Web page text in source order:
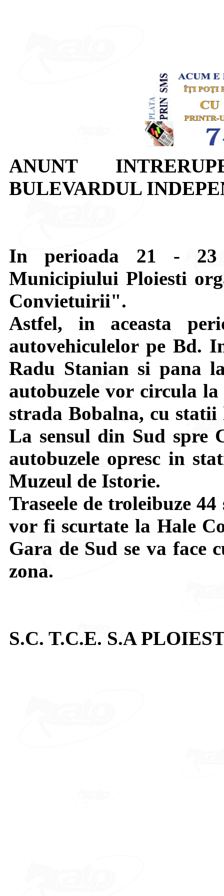
ANUNT
BULEVARDUL
In perioada 21 - 23
Municipiului Ploiesti
Convietuirii".
Astfel, in aceasta
autovehiculelor pe Bd.
Radu Stanian si pana
autobuzele vor circula
strada Bobalna, cu
La sensul din Sud spre
autobuzele opresc in
Muzeul de Istorie.
Traseele de troleibuze
vor fi scurtate la Hale
Gara de Sud se va face
zona.
S.C. T.C.E. S.A